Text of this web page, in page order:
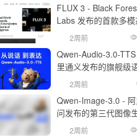
FLUX 3 - Black
Labs 发布的首款多模
础模型
2周前
Qwen-Audio-3.0-
里通义发布的旗舰级
成大模型
2周前
Qwen-Image-3.0 -
问发布的第三代图像
础模型
2周前